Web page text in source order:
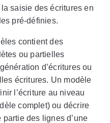
saisie des écritures en
pré-définies.
contient des
ou partielles
d’écritures ou
écritures. Un modèle
l’écriture au niveau
complet) ou décrire
des lignes d’une